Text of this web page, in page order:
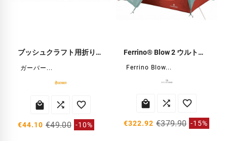
ブッシュクラフト用折りたたみノコギリ
ガーバー...
  
€44.10 €49.00 -10%
Ferrino® Blow 2 ウルトラライトテント
Ferrino Blow...
  
€322.92 €379.90 -15%